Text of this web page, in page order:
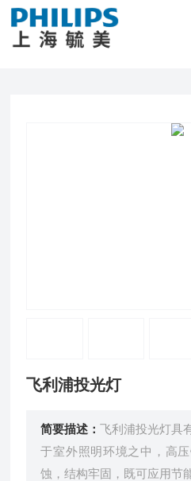
当前位置：首页
飞利浦投光灯
简要描述：飞利浦投光灯具
于室外照明环境之中，高
蚀，结构牢固，既可应用节